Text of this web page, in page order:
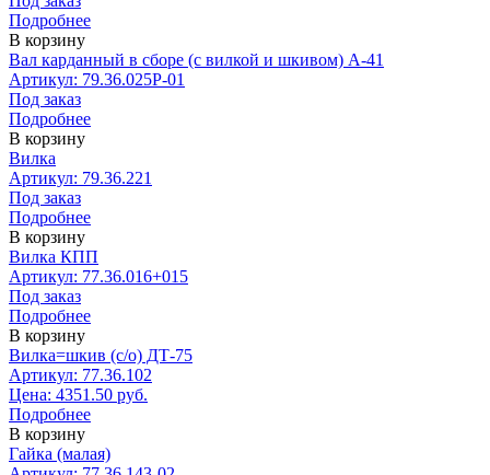
Подробнее
В корзину
Вал карданный в сборе (с вилкой и шкивом) А-41
Артикул: 79.36.025Р-01
Под заказ
Подробнее
В корзину
Вилка
Артикул: 79.36.221
Под заказ
Подробнее
В корзину
Вилка КПП
Артикул: 77.36.016+015
Под заказ
Подробнее
В корзину
Вилка=шкив (с/о) ДТ-75
Артикул: 77.36.102
Цена: 4351.50 руб.
Подробнее
В корзину
Гайка (малая)